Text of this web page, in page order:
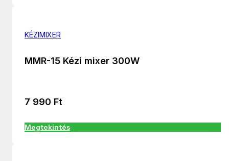
KÉZIMIXER
MMR-15 Kézi mixer 300W
7 990 Ft
Megtekintés